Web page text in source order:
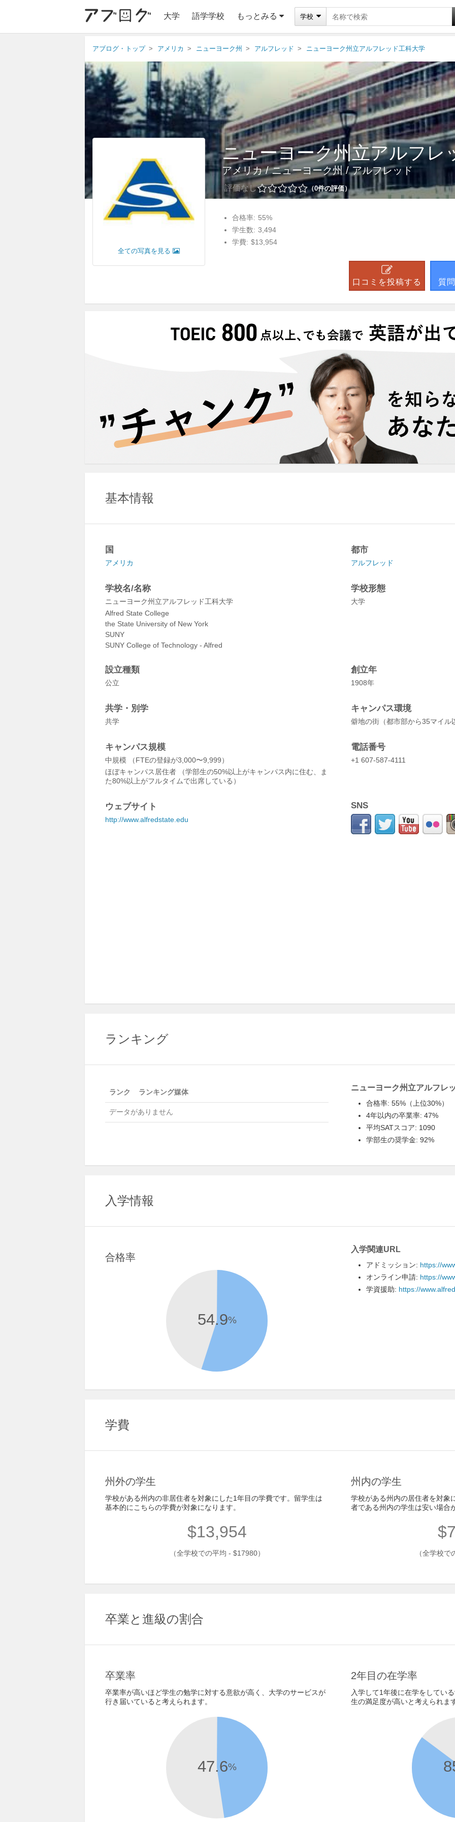
大学 語学学校 もっとみる 学校
アブログ・トップ アメリカ ニューヨーク州 アルフレッド ニューヨーク州立アルフレッド工科大学
全ての写真を見る
ニューヨーク州立アルフレ
アメリカ/ニューヨーク州/アルフレッド
評価なし 0件の評価
合格率: 55%
学生数: 3,494
学費: $13,954
口コミを投稿する 質
基本情報
国
アメリカ
都市
アルフレッド
学校名/名称
ニューヨーク州立アルフレッド工科大学
Alfred State College
the State University of New York
SUNY
SUNY College of Technology - Alfred
学校形態
大学
設立種類
公立
創立年
1908年
共学・別学
共学
キャンパス環境
僻地の街（都市部から35マイル
キャンパス規模
中規模 （FTEの登録が3,000〜9,999）
ほぼキャンパス居住者 （学部生の50%以上がキャンパス内に住む、ま
た80%以上がフルタイムで出席している）
電話番号
+1 607-587-4111
ウェブサイト
http://www.alfredstate.edu
SNS
ランキング
ランク ランキング媒体
データがありません
ニューヨーク州立アルフレ
合格率: 55%（上位30%）
4年以内の卒業率: 47%
平均SATスコア: 1090
学部生の奨学金: 92%
入学情報
合格率
54.9%
入学関連URL
アドミッション: https://
オンライン申請: https://
学資援助: https://
学費
州外の学生
学校がある州内の非居住者を対象にした1年目の学費です。留学生は
基本的にこちらの学費が対象になります。
$13,954
（全学校での平均 - $17980）
州内の学生
学校がある州内の居住者を対象
者である州内の学生は安い場合
（全学校
卒業と進級の割合
卒業率
卒業率が高いほど学生の勉学に対する意欲が高く、大学のサービスが
行き届いていると考えられます。
47.6%
2年目の在学率
入学して1年後に在学をしてい
生の満足度が高いと考えられま